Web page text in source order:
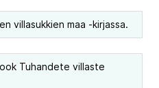
villasukkien maa -kirjassa.
Tuhandete villaste